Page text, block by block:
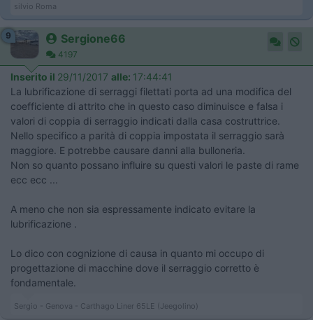
silvio Roma
9 Sergione66
4197
Inserito il 29/11/2017 alle: 17:44:41
La lubrificazione di serraggi filettati porta ad una modifica del
coefficiente di attrito che in questo caso diminuisce e falsa i
valori di coppia di serraggio indicati dalla casa costruttrice.
Nello specifico a parità di coppia impostata il serraggio sarà
maggiore. E potrebbe causare danni alla bulloneria.
Non so quanto possano influire su questi valori le paste di rame
ecc ecc ...
A meno che non sia espressamente indicato evitare la
lubrificazione .
Lo dico con cognizione di causa in quanto mi occupo di
progettazione di macchine dove il serraggio corretto è
fondamentale.
Sergio - Genova - Carthago Liner 65LE (Jeegolino)